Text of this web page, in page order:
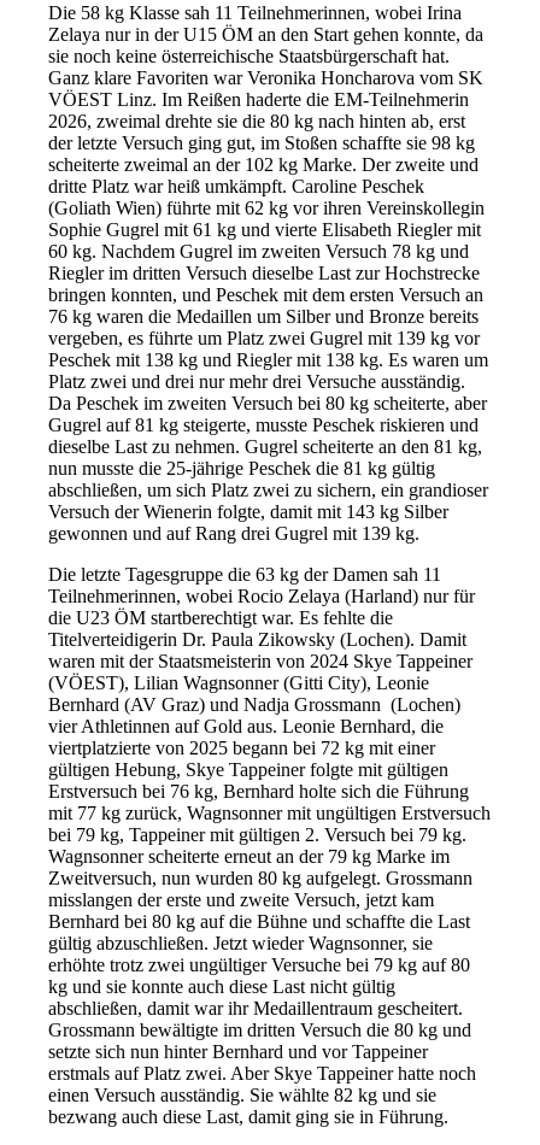
Die 58 kg Klasse sah 11 Teilnehmerinnen, wobei Irina
Zelaya nur in der U15 ÖM an den Start gehen konnte, da
sie noch keine österreichische Staatsbürgerschaft hat.
Ganz klare Favoriten war Veronika Honcharova vom SK
VÖEST Linz. Im Reißen haderte die EM-Teilnehmerin
2026, zweimal drehte sie die 80 kg nach hinten ab, erst
der letzte Versuch ging gut, im Stoßen schaffte sie 98 kg
scheiterte zweimal an der 102 kg Marke. Der zweite und
dritte Platz war heiß umkämpft. Caroline Peschek
(Goliath Wien) führte mit 62 kg vor ihren Vereinskollegin
Sophie Gugrel mit 61 kg und vierte Elisabeth Riegler mit
60 kg. Nachdem Gugrel im zweiten Versuch 78 kg und
Riegler im dritten Versuch dieselbe Last zur Hochstrecke
bringen konnten, und Peschek mit dem ersten Versuch an
76 kg waren die Medaillen um Silber und Bronze bereits
vergeben, es führte um Platz zwei Gugrel mit 139 kg vor
Peschek mit 138 kg und Riegler mit 138 kg. Es waren um
Platz zwei und drei nur mehr drei Versuche ausständig.
Da Peschek im zweiten Versuch bei 80 kg scheiterte, aber
Gugrel auf 81 kg steigerte, musste Peschek riskieren und
dieselbe Last zu nehmen. Gugrel scheiterte an den 81 kg,
nun musste die 25-jährige Peschek die 81 kg gültig
abschließen, um sich Platz zwei zu sichern, ein grandioser
Versuch der Wienerin folgte, damit mit 143 kg Silber
gewonnen und auf Rang drei Gugrel mit 139 kg.
Die letzte Tagesgruppe die 63 kg der Damen sah 11
Teilnehmerinnen, wobei Rocio Zelaya (Harland) nur für
die U23 ÖM startberechtigt war. Es fehlte die
Titelverteidigerin Dr. Paula Zikowsky (Lochen). Damit
waren mit der Staatsmeisterin von 2024 Skye Tappeiner
(VÖEST), Lilian Wagnsonner (Gitti City), Leonie
Bernhard (AV Graz) und Nadja Grossmann (Lochen)
vier Athletinnen auf Gold aus. Leonie Bernhard, die
viertplatzierte von 2025 begann bei 72 kg mit einer
gültigen Hebung, Skye Tappeiner folgte mit gültigen
Erstversuch bei 76 kg, Bernhard holte sich die Führung
mit 77 kg zurück, Wagnsonner mit ungültigen Erstversuch
bei 79 kg, Tappeiner mit gültigen 2. Versuch bei 79 kg.
Wagnsonner scheiterte erneut an der 79 kg Marke im
Zweitversuch, nun wurden 80 kg aufgelegt. Grossmann
misslangen der erste und zweite Versuch, jetzt kam
Bernhard bei 80 kg auf die Bühne und schaffte die Last
gültig abzuschließen. Jetzt wieder Wagnsonner, sie
erhöhte trotz zwei ungültiger Versuche bei 79 kg auf 80
kg und sie konnte auch diese Last nicht gültig
abschließen, damit war ihr Medaillentraum gescheitert.
Grossmann bewältigte im dritten Versuch die 80 kg und
setzte sich nun hinter Bernhard und vor Tappeiner
erstmals auf Platz zwei. Aber Skye Tappeiner hatte noch
einen Versuch ausständig. Sie wählte 82 kg und sie
bezwang auch diese Last, damit ging sie in Führung.